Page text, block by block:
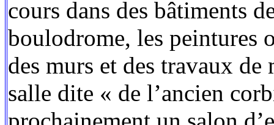
cours dans des bâtiments
boulodrome, les peintures
des murs et des travaux
salle dite « de l’ancien